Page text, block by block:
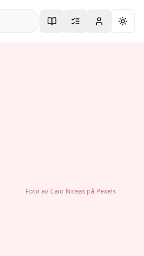
Foto av Caio Niceaspå Pexels